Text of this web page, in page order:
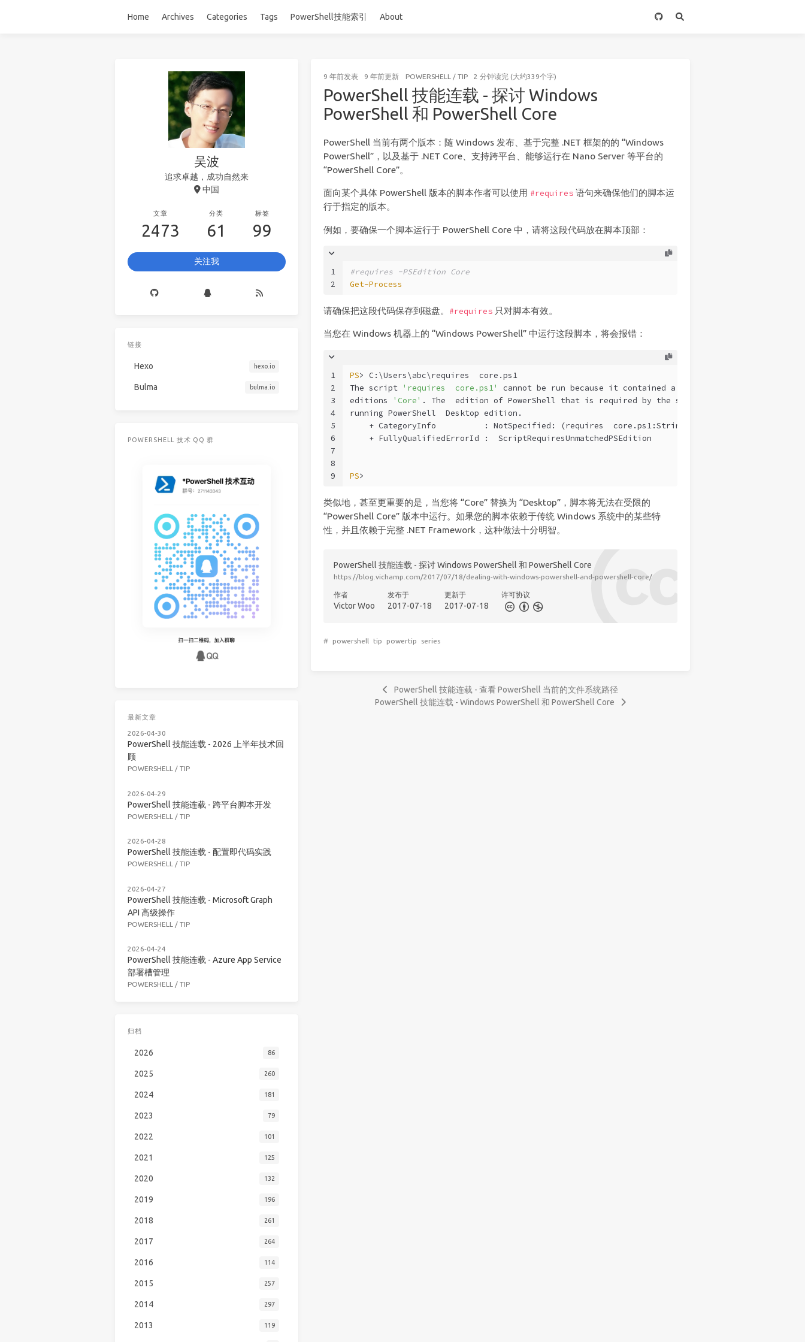
Home Archives Categories Tags PowerShell技能索引 About
9 年前发表 9 年前更新 POWERSHELL / TIP 2 分钟读完 (大约339个字)
PowerShell 技能连载 - 探讨 Windows
PowerShell 和 PowerShell Core
PowerShell 当前有两个版本：随 Windows 发布、基于完整 .NET 框架的的 “Windows
PowerShell”，以及基于 .NET Core、支持跨平台、能够运行在 Nano Server 等平台的
“PowerShell Core”。
面向某个具体 PowerShell 版本的脚本作者可以使用 #requires语句来确保他们的脚本运
行于指定的版本。
例如，要确保一个脚本运行于 PowerShell Core 中，请将这段代码放在脚本顶部：
1
2
#requires -PSEdition Core
Get-Process
请确保把这段代码保存到磁盘。 #requires只对脚本有效。
当您在 Windows 机器上的 “Windows PowerShell” 中运行这段脚本，将会报错：
1
2
3
4
5
6
7
8
9
PS> C:\Users\abc\requires  core.ps1
The script 'requires  core.ps1' cannot be run because it contained a
editions
'Core' . The  edition of PowerShell that is required by the script does not match the
running PowerShell  Desktop edition.
+ CategoryInfo          : NotSpecified: (requires  core.ps1:String) [],
    + FullyQualifiedErrorId :  ScriptRequiresUnmatchedPSEdition
PS>
类似地，甚至更重要的是，当您将 “Core” 替换为 “Desktop”，脚本将无法在受限的
“PowerShell Core” 版本中运行。如果您的脚本依赖于传统 Windows 系统中的某些特
性，并且依赖于完整 .NET Framework，这种做法十分明智。
PowerShell 技能连载 - 探讨 Windows PowerShell 和 PowerShell Core
https://blog.vichamp.com/2017/07/18/dealing-with-windows-powershell-and-powershell-core/
作者
Victor Woo
发布于
2017-07-18
更新于
2017-07-18
许可协议
# powershell tip powertip series
PowerShell 技能连载 - 查看 PowerShell 当前的文件系统路径
PowerShell 技能连载 - Windows PowerShell 和 PowerShell Core
吴波
追求卓越，成功自然来
中国
文章
2473
分类
61
标签
99
关注我
链接
Hexo hexo.io
Bulma bulma.io
POWERSHELL 技术 QQ 群
最新文章
2026-04-30
PowerShell 技能连载 - 2026 上半年技术回
顾
POWERSHELL / TIP
2026-04-29
PowerShell 技能连载 - 跨平台脚本开发
POWERSHELL / TIP
2026-04-28
PowerShell 技能连载 - 配置即代码实践
POWERSHELL / TIP
2026-04-27
PowerShell 技能连载 - Microsoft Graph
API 高级操作
POWERSHELL / TIP
2026-04-24
PowerShell 技能连载 - Azure App Service
部署槽管理
POWERSHELL / TIP
归档
2026 86
2025 260
2024 181
2023 79
2022 101
2021 125
2020 132
2019 196
2018 261
2017 264
2016 114
2015 257
2014 297
2013 119